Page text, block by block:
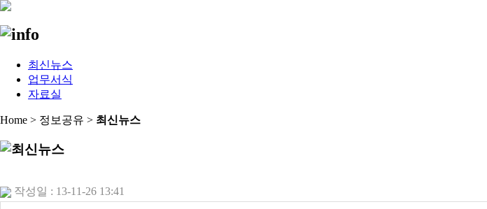
최신뉴스
업무서식
자료실
Home > 정보공유 > 최신뉴스
작성일 : 13-11-26 13:41